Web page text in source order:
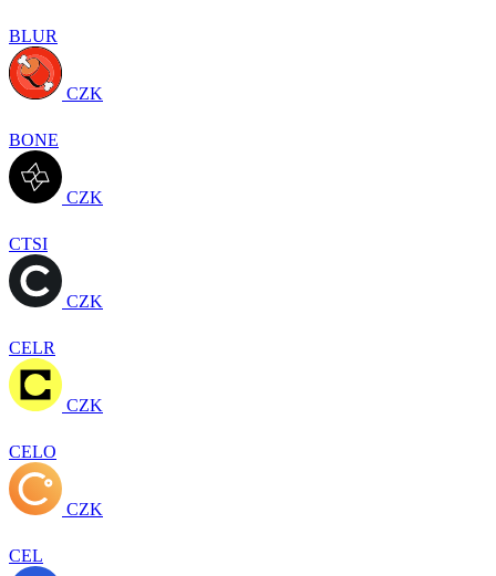
BLUR
CZK
BONE
CZK
CTSI
CZK
CELR
CZK
CELO
CZK
CEL